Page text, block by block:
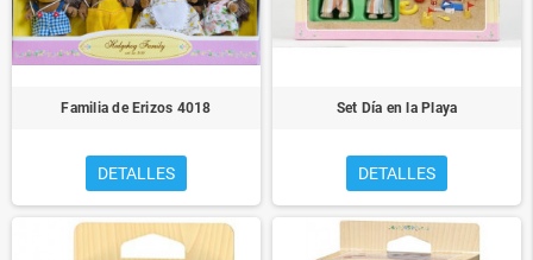
Familia de Erizos 4018
DETALLES
Set Día en la Playa
DETALLES